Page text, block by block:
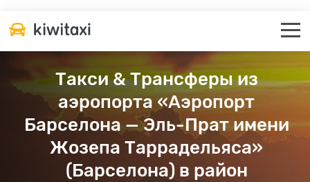
Такси & Трансферы из
аэропорта «Аэропорт
Барселона — Эль-Прат имени
Жозепа Таррадельяса»
(Барселона) в район